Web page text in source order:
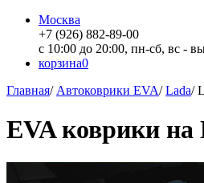
Москва
+7 (926) 882-89-00
с 10:00 до 20:00, пн-сб, вс -
корзина0
Главная/ Автоковрики EVA/Lada/
EVA коврики на